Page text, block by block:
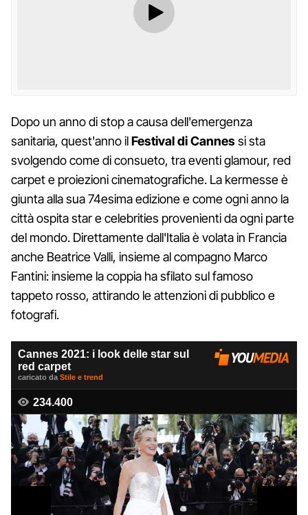
Dopo un anno di stop a causa dell'emergenza
sanitaria, quest'anno ilFestival di Cannessi sta
svolgendo come di consueto, tra eventi glamour, red
carpet e proiezioni cinematografiche. La kermesse è
giunta alla sua 74esima edizione e come ogni anno la
città ospita star e celebrities provenienti da ogni parte
del mondo. Direttamente dall'Italia è volata in Francia
anche Beatrice Valli, insieme al compagno Marco
Fantini: insieme la coppia ha sfilato sul famoso
tappeto rosso, attirando le attenzioni di pubblico e
fotografi.